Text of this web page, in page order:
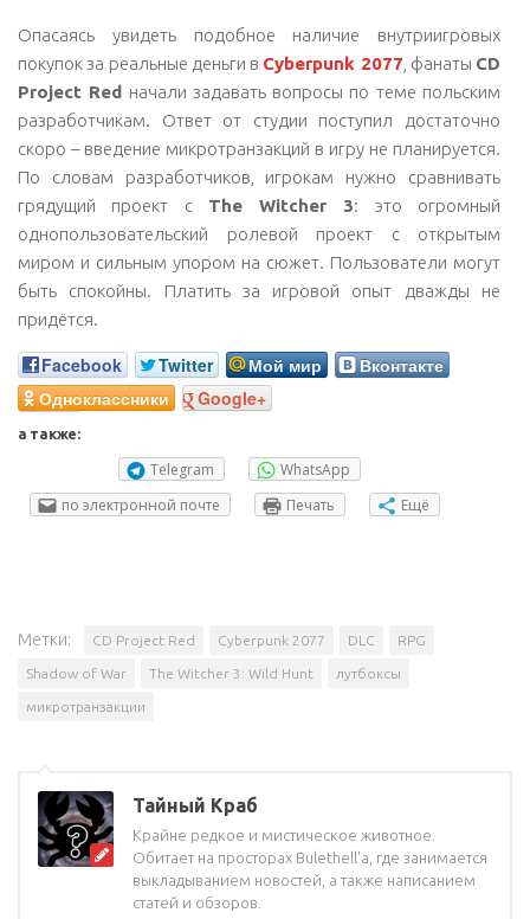
Опасаясь увидеть подобное наличие внутриигровых
покупок за реальные деньги в Cyberpunk 2077 , фанаты CD
Project Red начали задавать вопросы по теме польским
разработчикам. Ответ от студии поступил достаточно
скоро – введение микротранзакций в игру не планируется.
По словам разработчиков, игрокам нужно сравнивать
грядущий проект с The Witcher 3: это огромный
однопользовательский ролевой проект с открытым
миром и сильным упором на сюжет. Пользователи могут
быть спокойны. Платить за игровой опыт дважды не
придётся.
Facebook Twitter Мой мир
Вконтакте
Одноклассники
Google+
а также:
Telegram
WhatsApp
по электронной почте
Печать Ещё
Метки: CD Project Red Cyberpunk 2077 DLC RPG
Shadow of War The Witcher 3: Wild Hunt лутбоксы
микротранзакции
Тайный Краб
Крайне редкое и мистическое животное.
Обитает на просторах Bulethell'a, где занимается
выкладыванием новостей, а также написанием
статей и обзоров.